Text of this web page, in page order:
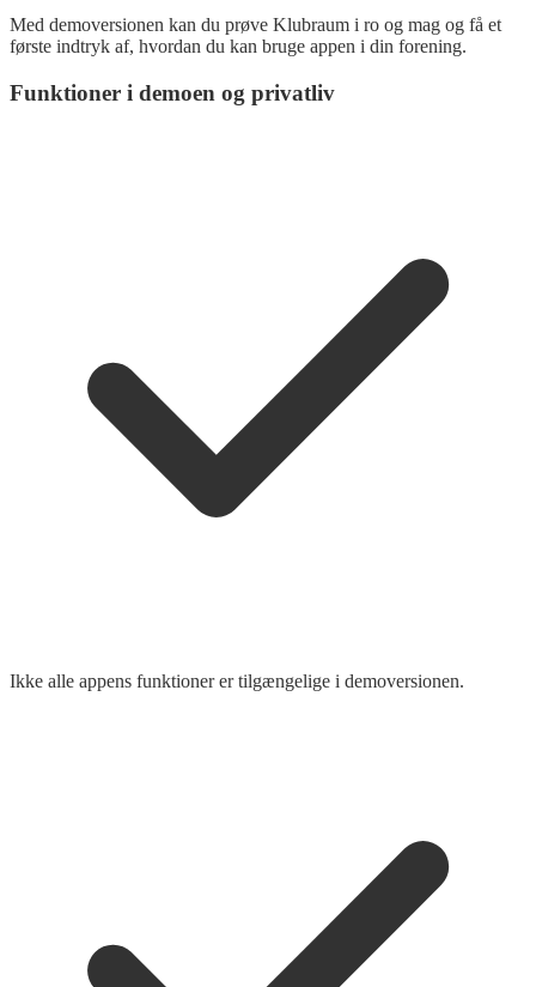
Med demoversionen kan du prøve Klubraum i ro og mag og få et
første indtryk af, hvordan du kan bruge appen i din forening.
Funktioner i demoen og privatliv
Ikke alle appens funktioner er tilgængelige i demoversionen.